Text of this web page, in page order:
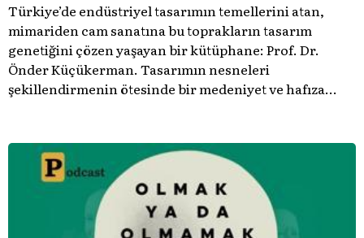
Türkiye’de endüstriyel tasarımın temellerini atan,
mimariden cam sanatına bu toprakların tasarım
genetiğini çözen yaşayan bir kütüphane: Prof. Dr.
Önder Küçükerman. ​Tasarımın nesneleri
şekillendirmenin ötesinde bir medeniyet ve hafıza